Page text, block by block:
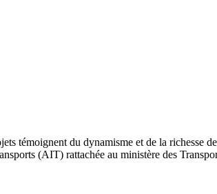
témoignent du dynamisme et de la richesse
(AIT) rattachée au ministère des